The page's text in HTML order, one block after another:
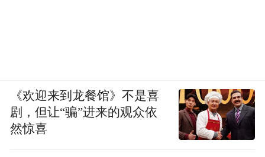
《欢迎来到龙餐馆》不是喜
剧，但让“骗”进来的观众依
然惊喜